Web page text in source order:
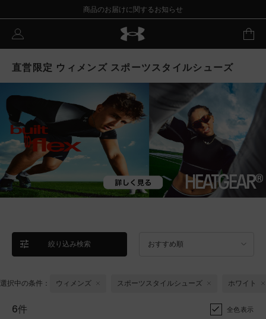
商品のお届けに関するお知らせ
直営限定 ウィメンズ スポーツスタイルシューズ
絞り込み検索 おすすめ順
選択中の条件： ウィメンズ スポーツスタイルシューズ ホワイト
6件 全色表示